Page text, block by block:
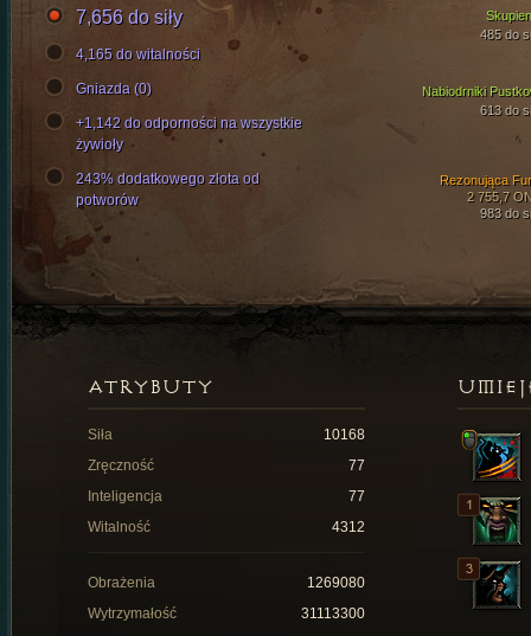
Nabiodrniki
613 do
Rezonująca
2 755,7
983 do
485 do
7,656 do siły
4,165 do witalności
Gniazda (0)
+1,142 do odporności na wszystkie
żywioły
243% dodatkowego złota od
potworów
ATRYBUTY
Siła
10168
Zręczność
77
Inteligencja
77
Witalność
4312
Obrażenia
1269080
Wytrzymałość
31113300